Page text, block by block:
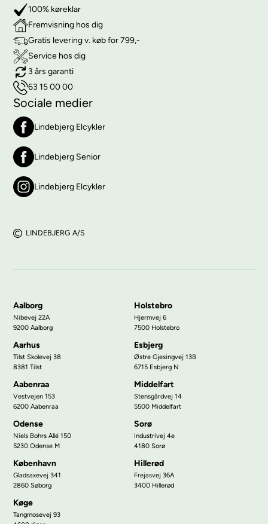
100% køreklar
Fremvisning hos dig
Gratis levering v. køb for 799,-
Service hos dig
3 års garanti
63 15 00 00
Sociale medier
Lindebjerg Elcykler
Lindebjerg Senior
Lindebjerg Elcykler
LINDEBJERG A/S
Aalborg
Nibevej 22A
9200 Aalborg
Holstebro
Hjermvej 6
7500 Holstebro
Aarhus
Tilst Skolevej 38
8381 Tilst
Esbjerg
Østre Gjesingvej 13B
6715 Esbjerg N
Aabenraa
Vestvejen 153
6200 Aabenraa
Middelfart
Stensgårdvej 14
5500 Middelfart
Odense
Niels Bohrs Allé 150
5230 Odense M
Sorø
Industrivej 4e
4180 Sorø
København
Gladsaxevej 341
2860 Søborg
Hillerød
Frejasvej 36A
3400 Hillerød
Køge
Tangmosevej 93